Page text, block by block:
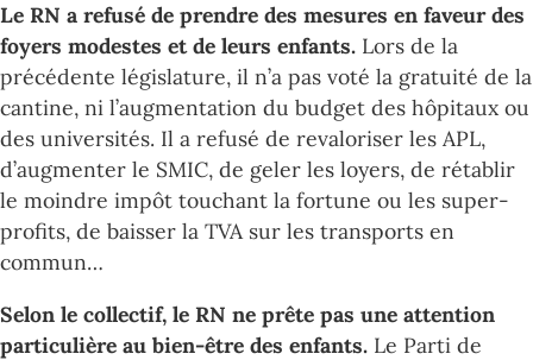
Le RN a refusé de prendre des mesures en faveur des
foyers modestes et de leurs enfants. Lors de la
précédente législature, il n’a pas voté la gratuité de la
cantine, ni l’augmentation du budget des hôpitaux ou
des universités. Il a refusé de revaloriser les APL,
d’augmenter le SMIC, de geler les loyers, de rétablir
le moindre impôt touchant la fortune ou les super-
profits, de baisser la TVA sur les transports en
commun…
Selon le collectif, le RN ne prête pas une attention
particulière au bien-être des enfants. Le Parti de